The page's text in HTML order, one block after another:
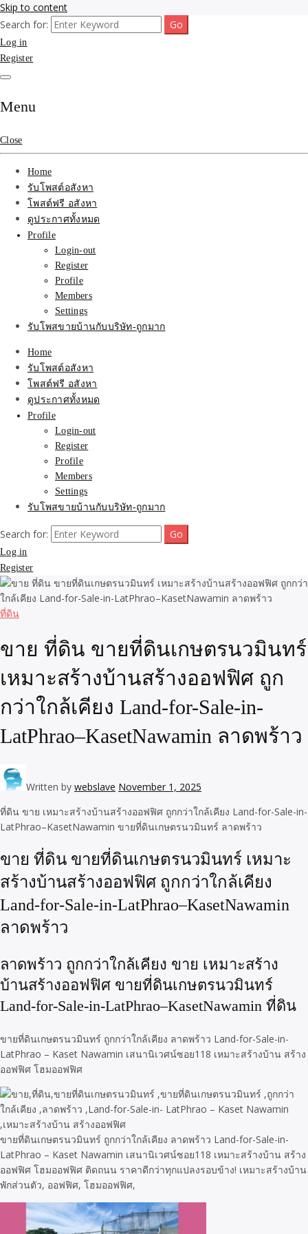
Skip to content
รับจ้างโพสขายบ้าน ที่ดิน
ติดAI SEO กับบริษัทใหญ่
รับจ้างทำโฆษณา สินค้า
บ้านที่ดิน ราคา ถูกและดี
ที่สุด บริการ โปรโมท
โฆษณารับโพสอสังหา ทีม
งาน บริํษัทใหญ่ เว็บขาย
บ้าน คุณภาพอันดับ1
SEOขายบ้าน
รับจ้างโพสขายบ้าน ที่ดิน ไม่มีค่านายหน้า กับบริษัท SEO-AI เน้นติดหน้า
แรก บริการโพสต์ โปรโมท รับจ้างทำโฆษณา ราคาถูก เว็บขายบ้าน รับโพ
สอสังหา ติดหน้าแรกกูเกิ้ล ทีมงาน บริํษัทใหญ่ รับประกันผลงาน ที่เดียวใน
Search for:
Log in
Register
Menu
Close
Home
รับโพสต์อสังหา
โพสต์ฟรี อสังหา
ดูประกาศทั้งหมด
Profile
Login-out
Register
Profile
Members
Settings
รับโพสขายบ้านกับบริษัท-ถูกมาก
Home
รับโพสต์อสังหา
โพสต์ฟรี อสังหา
ดูประกาศทั้งหมด
Profile
Login-out
Register
Profile
Members
Settings
รับโพสขายบ้านกับบริษัท-ถูกมาก
Search for:
Log in
Register
ที่ดิน
ขาย ที่ดิน ขายที่ดินเกษตรนวมินทร์
เหมาะสร้างบ้านสร้างออฟฟิศ ถูก
กว่าใกล้เคียง Land-for-Sale-in-
LatPhrao–KasetNawamin ลาดพร้าว
Written by webslave November 1, 2025
ที่ดิน ขาย เหมาะสร้างบ้านสร้างออฟฟิศ ถูกกว่าใกล้เคียง Land-for-Sale-in-
LatPhrao–KasetNawamin ขายที่ดินเกษตรนวมินทร์ ลาดพร้าว
ขาย ที่ดิน ขายที่ดินเกษตรนวมินทร์ เหมาะ
สร้างบ้านสร้างออฟฟิศ ถูกกว่าใกล้เคียง
Land-for-Sale-in-LatPhrao–KasetNawamin
ลาดพร้าว
ลาดพร้าว ถูกกว่าใกล้เคียง ขาย เหมาะสร้าง
บ้านสร้างออฟฟิศ ขายที่ดินเกษตรนวมินทร์
Land-for-Sale-in-LatPhrao–KasetNawamin ที่ดิน
ขายที่ดินเกษตรนวมินทร์ ถูกกว่าใกล้เคียง ลาดพร้าว Land-for-Sale-in-
LatPhrao – Kaset Nawamin เสนานิเวศน์ซอย118 เหมาะสร้างบ้าน สร้าง
ออฟฟิศ โฮมออฟฟิศ
ขายที่ดินเกษตรนวมินทร์ ถูกกว่าใกล้เคียง ลาดพร้าว Land-for-Sale-in-
LatPhrao – Kaset Nawamin เสนานิเวศน์ซอย118 เหมาะสร้างบ้าน สร้าง
ออฟฟิศ โฮมออฟฟิศ ติดถนน ราคาดีกว่าทุกแปลงรอบข้าง! เหมาะสร้างบ้าน
พักส่วนตัว, ออฟฟิศ, โฮมออฟฟิศ,